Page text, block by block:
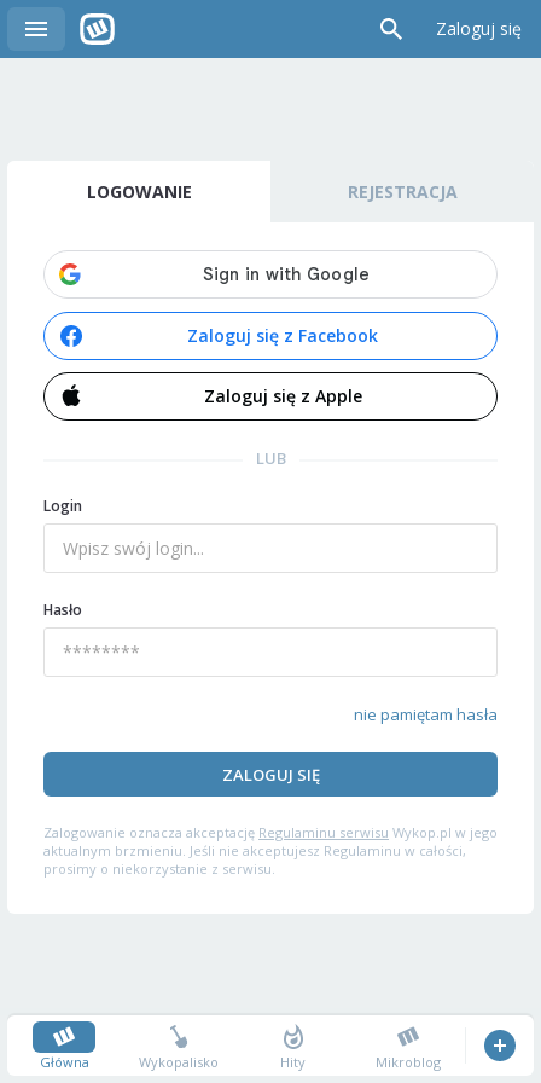
Zaloguj się
LOGOWANIE REJESTRACJA
Zaloguj się z Facebook
Zaloguj się z Apple
LUB
Login
Hasło
nie pamiętam hasła
ZALOGUJ SIĘ
Zalogowanie oznacza akceptację Regulaminu serwisu Wykop.pl w jego
aktualnym brzmieniu. Jeśli nie akceptujesz Regulaminu w całości,
prosimy o niekorzystanie z serwisu.
Główna Wykopalisko Hity Mikroblog